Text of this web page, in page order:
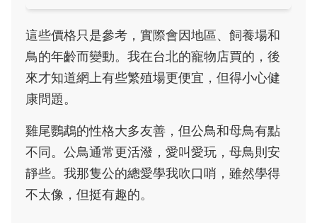
這些價格只是參考，實際會因地區、飼養場和
鳥的年齡而變動。我在台北的寵物店買的，後
來才知道網上有些繁殖場更便宜，但得小心健
康問題。
雞尾鸚鵡的性格大多友善，但公鳥和母鳥有點
不同。公鳥通常更活潑，愛叫愛玩，母鳥則安
靜些。我那隻公的總愛學我吹口哨，雖然學得
不太像，但挺有趣的。